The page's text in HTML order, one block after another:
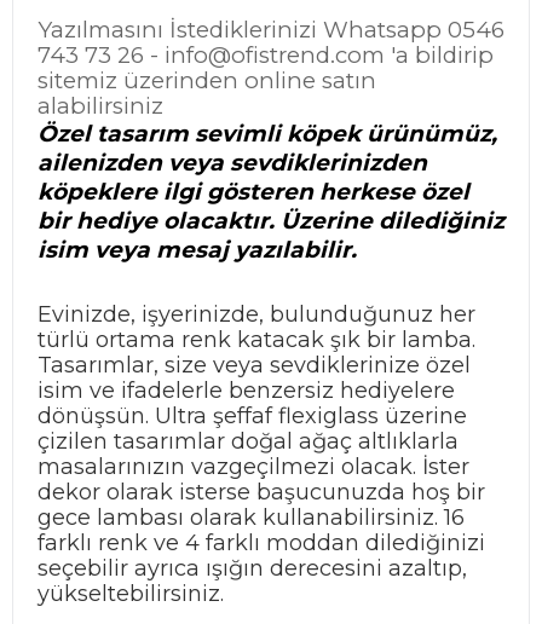
Yazılmasını İstediklerinizi Whatsapp 0546
743 73 26 - info@ofistrend.com 'a bildirip
sitemiz üzerinden online satın
alabilirsiniz
Özel tasarım sevimli köpek ürünümüz,
ailenizden veya sevdiklerinizden
köpeklere ilgi gösteren herkese özel
bir hediye olacaktır. Üzerine dilediğiniz
isim veya mesaj yazılabilir.
Evinizde, işyerinizde, bulunduğunuz her
türlü ortama renk katacak şık bir lamba.
Tasarımlar, size veya sevdiklerinize özel
isim ve ifadelerle benzersiz hediyelere
dönüşsün. Ultra şeffaf flexiglass üzerine
çizilen tasarımlar doğal ağaç altlıklarla
masalarınızın vazgeçilmezi olacak. İster
dekor olarak isterse başucunuzda hoş bir
gece lambası olarak kullanabilirsiniz. 16
farklı renk ve 4 farklı moddan dilediğinizi
seçebilir ayrıca ışığın derecesini azaltıp,
yükseltebilirsiniz.